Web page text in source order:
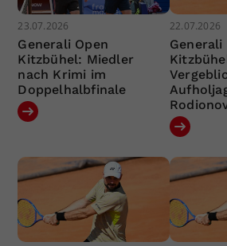
23.07.2026
Generali Open
Kitzbühel: Miedler
nach Krimi im
Doppelhalbfinale
22.07.2026
Generali